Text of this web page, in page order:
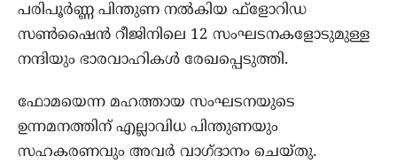
പരിപൂര്‍ണ്ണ പിന്തുണ നല്‍കിയ ഫ്‌ളോറിഡ
സണ്‍ഷൈന്‍ റീജിനിലെ 12 സംഘടനകളോടുമുള്ള
നന്ദിയും ഭാരവാഹികള്‍ രേഖപ്പെടുത്തി.
ഫോമയെന്ന മഹത്തായ സംഘടനയുടെ
ഉന്നമനത്തിന് എല്ലാവിധ പിന്തുണയും
സഹകരണവും അവര്‍ വാഗ്ദാനം ചെയ്തു.